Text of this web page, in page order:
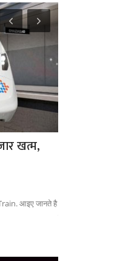
खत्म,
आइए जानते है